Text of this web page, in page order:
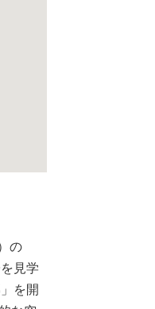
の
見学
を開